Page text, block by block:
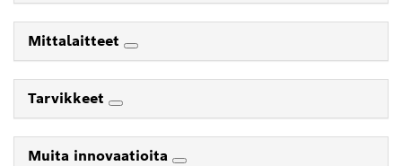
Mittalaitteet
Tarvikkeet
Muita innovaatioita